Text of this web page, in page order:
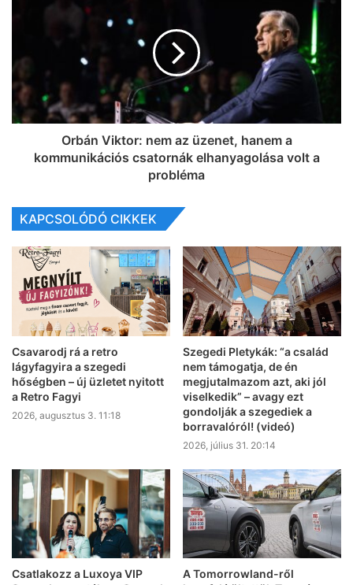
Orbán Viktor: nem az üzenet, hanem a
kommunikációs csatornák elhanyagolása volt a
probléma
KAPCSOLÓDÓ CIKKEK
Csavarodj rá a retro
lágyfagyira a szegedi
hőségben – új üzletet nyitott
a Retro Fagyi
2026, augusztus 3. 11:18
Szegedi Pletykák: “a család
nem támogatja, de én
megjutalmazom azt, aki jól
viselkedik” – avagy ezt
gondolják a szegediek a
borravalóról! (videó)
2026, július 31. 20:14
Csatlakozz a Luxoya VIP
A Tomorrowland-ről